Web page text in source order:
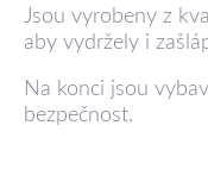
Jsou vyrobeny z
aby vydržely i
Na konci jsou
bezpečnost.